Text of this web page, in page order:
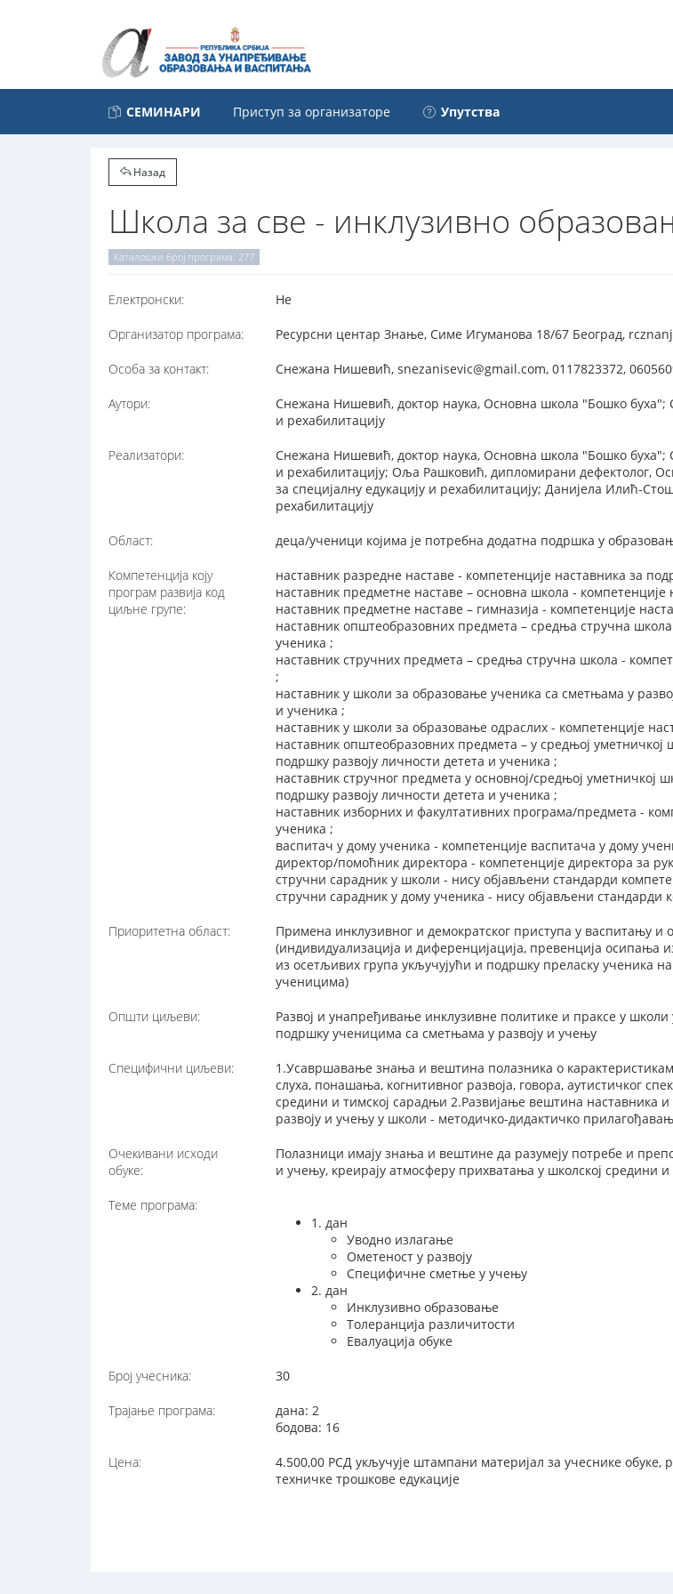
СЕМИНАРИ Приступ за организаторе Упутства
Назад
Школа за све - инклузивно
Каталошки број програма: 277
Електронски: Не
Организатор програма: Ресурсни центар Знање, Симе Игуманова 18/67 Београд,
Особа за контакт: Снежана Нишевић, snezanisevic@gmail.com, 0117823372,
Аутори:
Снежана Нишевић, доктор наука, Основна школа "Бошко буха";
и рехабилитацију
Реализатори:
Снежана Нишевић, доктор наука, Основна школа "Бошко буха";
и рехабилитацију; Оља Рашковић, дипломирани дефектолог,
за специјалну едукацију и рехабилитацију; Данијела Илић-
рехабилитацију
Област: деца/ученици којима је потребна додатна подршка у
Компетенција коју
програм развија код
циљне групе:
наставник разредне наставе - компетенције наставника за
наставник предметне наставе – основна школа -
наставник предметне наставе – гимназија - компетенције
наставник општеобразовних предмета – средња стручна
ученика ;
наставник стручних предмета – средња стручна школа -
;
наставник у школи за образовање ученика са сметњама у
и ученика ;
наставник у школи за образовање одраслих - компетенције
наставник општеобразовних предмета – у средњој уметничкој
подршку развоју личности детета и ученика ;
наставник стручног предмета у основној/средњој уметничкој
подршку развоју личности детета и ученика ;
наставник изборних и факултативних програма/предмета -
ученика ;
васпитач у дому ученика - компетенције васпитача у дому
директор/помоћник директора - компетенције директора за
стручни сарадник у школи - нису објављени стандарди
стручни сарадник у дому ученика - нису објављени стандарди
Приоритетна област:
Примена инклузивног и демократског приступа у васпитању
(индивидуализација и диференцијација, превенција
из осетљивих група укључујући и подршку преласку ученика
ученицима)
Општи циљеви:
Развој и унапређивање инклузивне политике и праксе у
подршку ученицима са сметњама у развоју и учењу
Специфични циљеви:
1.Усавршавање знања и вештина полазника о
слуха, понашања, когнитивног развоја, говора, аутистичког
средини и тимској сарадњи 2.Развијање вештина
развоју и учењу у школи - методичко-дидактичко
Очекивани исходи
обуке:
Полазници имају знања и вештине да разумеју потребе и
и учењу, креирају атмосферу прихватања у школској средини
Теме програма:
1. дан
Уводно излагање
Ометеност у развоју
Специфичне сметње у учењу
2. дан
Инклузивно образовање
Толеранција различитости
Евалуација обуке
Број учесника: 30
Трајање програма:
дана: 2
бодова: 16
Цена:
4.500,00 РСД укључује штампани материјал за учеснике
техничке трошкове едукације